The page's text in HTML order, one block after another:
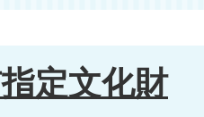
定文化財